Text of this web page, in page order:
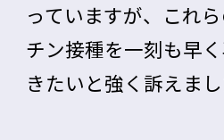
っていますが、これ
チン接種を一刻も早
きたいと強く訴えまし